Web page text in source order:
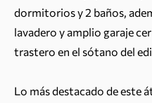
dormitorios y 2 baños,
lavadero y amplio garaje
trastero en el sótano del
Lo más destacado de este